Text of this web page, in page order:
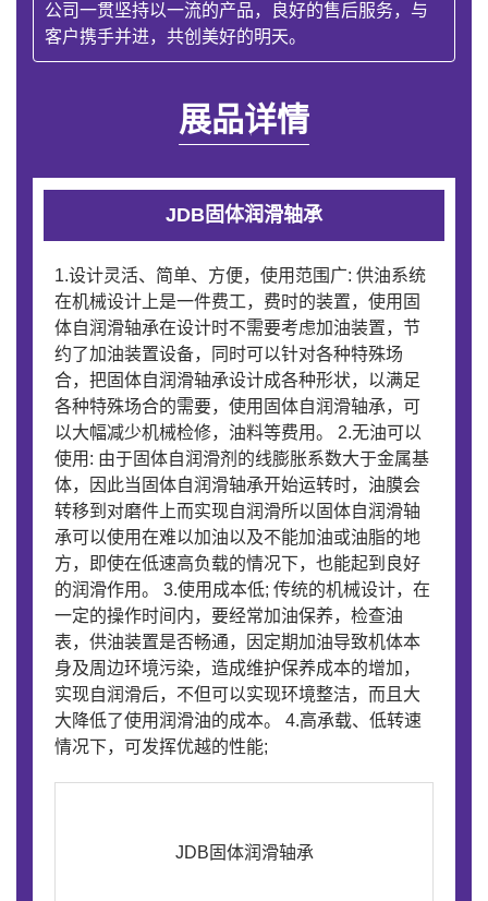
公司一贯坚持以一流的产品，良好的售后服务，与
客户携手并进，共创美好的明天。
展品详情
JDB固体润滑轴承
1.设计灵活、简单、方便，使用范围广: 供油系统
在机械设计上是一件费工，费时的装置，使用固
体自润滑轴承在设计时不需要考虑加油装置，节
约了加油装置设备，同时可以针对各种特殊场
合，把固体自润滑轴承设计成各种形状，以满足
各种特殊场合的需要，使用固体自润滑轴承，可
以大幅减少机械检修，油料等费用。 2.无油可以
使用: 由于固体自润滑剂的线膨胀系数大于金属基
体，因此当固体自润滑轴承开始运转时，油膜会
转移到对磨件上而实现自润滑所以固体自润滑轴
承可以使用在难以加油以及不能加油或油脂的地
方，即使在低速高负载的情况下，也能起到良好
的润滑作用。 3.使用成本低; 传统的机械设计，在
一定的操作时间内，要经常加油保养，检查油
表，供油装置是否畅通，因定期加油导致机体本
身及周边环境污染，造成维护保养成本的增加，
实现自润滑后，不但可以实现环境整洁，而且大
大降低了使用润滑油的成本。 4.高承载、低转速
情况下，可发挥优越的性能;
JDB固体润滑轴承